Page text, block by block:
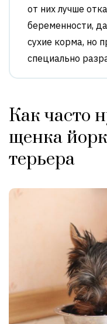
от них лучше
беременности,
сухие корма, но
специально
Как часто
щенка
терьера